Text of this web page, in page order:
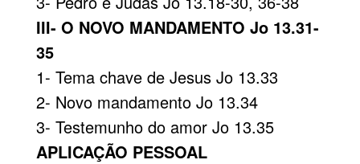
III- O NOVO MANDAMENTO Jo 13.31-
35
1- Tema chave de Jesus Jo 13.33
2- Novo mandamento Jo 13.34
3- Testemunho do amor Jo 13.35
APLICAÇÃO PESSOAL